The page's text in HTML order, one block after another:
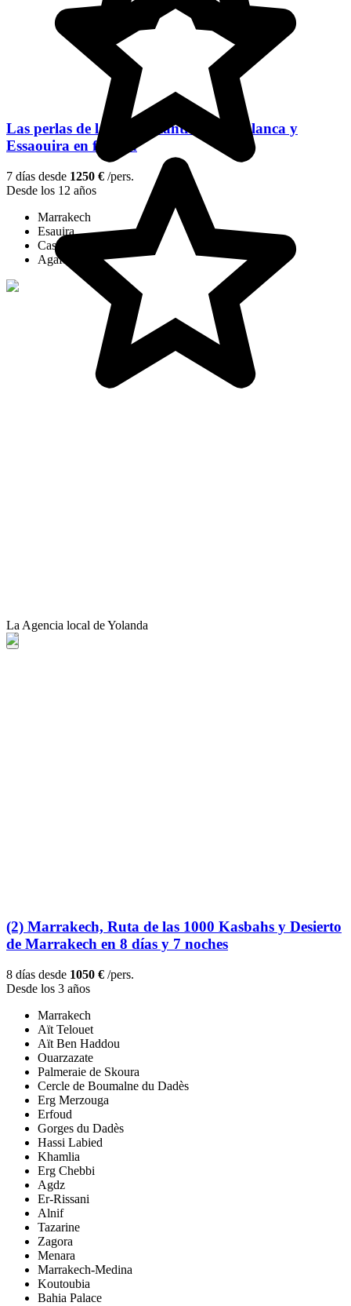
Las perlas de la costa atlántica: Casablanca y
Essaouira en familia
7 días desde 1250 € /pers.
Desde los 12 años
Marrakech
Esauira
Casablanca
Agafay
La Agencia local de Yolanda
(2) Marrakech, Ruta de las 1000 Kasbahs y Desierto
de Marrakech en 8 días y 7 noches
8 días desde 1050 € /pers.
Desde los 3 años
Marrakech
Aït Telouet
Aït Ben Haddou
Ouarzazate
Palmeraie de Skoura
Cercle de Boumalne du Dadès
Erg Merzouga
Erfoud
Gorges du Dadès
Hassi Labied
Khamlia
Erg Chebbi
Agdz
Er-Rissani
Alnif
Tazarine
Zagora
Menara
Marrakech-Medina
Koutoubia
Bahia Palace